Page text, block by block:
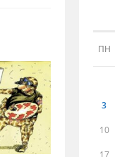
ПН
3
10
17